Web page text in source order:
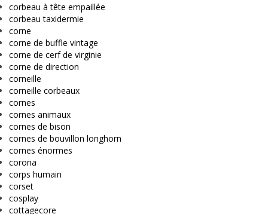
corbeau à tête empaillée
corbeau taxidermie
corne
corne de buffle vintage
corne de cerf de virginie
corne de direction
corneille
corneille corbeaux
cornes
cornes animaux
cornes de bison
cornes de bouvillon longhorn
cornes énormes
corona
corps humain
corset
cosplay
cottagecore